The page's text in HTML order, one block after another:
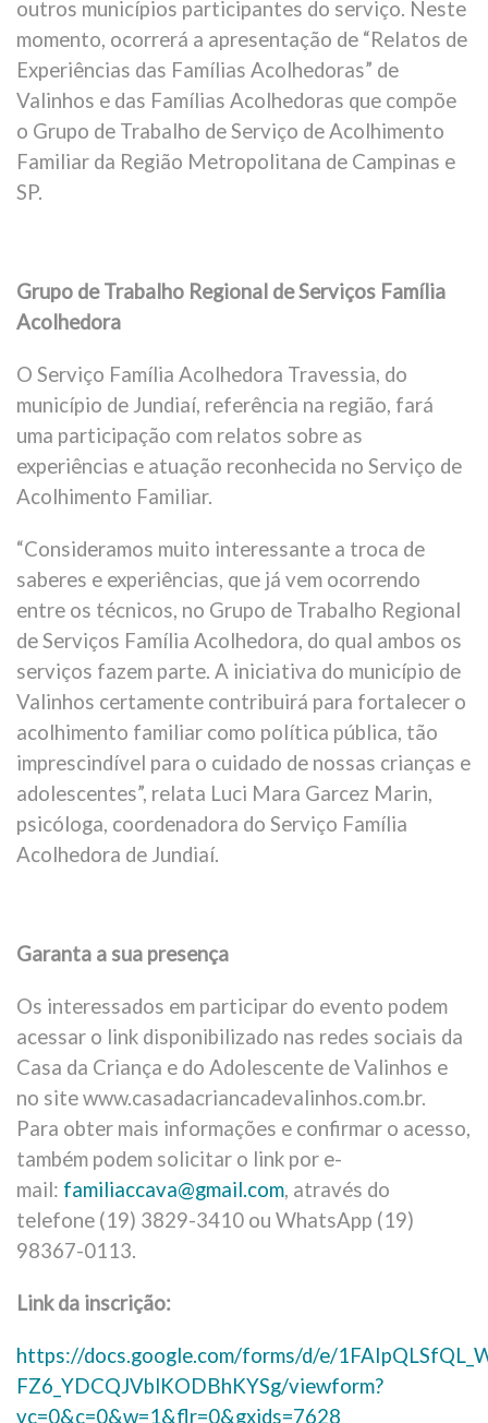
outros municípios participantes do serviço. Neste
momento, ocorrerá a apresentação de “Relatos de
Experiências das Famílias Acolhedoras” de
Valinhos e das Famílias Acolhedoras que compõe
o Grupo de Trabalho de Serviço de Acolhimento
Familiar da Região Metropolitana de Campinas e
SP.
Grupo de Trabalho Regional de Serviços Família
Acolhedora
O Serviço Família Acolhedora Travessia, do
município de Jundiaí, referência na região, fará
uma participação com relatos sobre as
experiências e atuação reconhecida no Serviço de
Acolhimento Familiar.
“Consideramos muito interessante a troca de
saberes e experiências, que já vem ocorrendo
entre os técnicos, no Grupo de Trabalho Regional
de Serviços Família Acolhedora, do qual ambos os
serviços fazem parte. A iniciativa do município de
Valinhos certamente contribuirá para fortalecer o
acolhimento familiar como política pública, tão
imprescindível para o cuidado de nossas crianças e
adolescentes”, relata Luci Mara Garcez Marin,
psicóloga, coordenadora do Serviço Família
Acolhedora de Jundiaí.
Garanta a sua presença
Os interessados em participar do evento podem
acessar o link disponibilizado nas redes sociais da
Casa da Criança e do Adolescente de Valinhos e
no site www.casadacriancadevalinhos.com.br.
Para obter mais informações e confirmar o acesso,
também podem solicitar o link por e-
mail: familiaccava@gmail.com, através do
telefone (19) 3829-3410 ou WhatsApp (19)
98367-0113.
Link da inscrição:
https://docs.google.com/forms/d/e/
FZ6_YDCQJVblKODBhKYSg/viewform?
vc=0&c=0&w=1&flr=0&gxids=7628